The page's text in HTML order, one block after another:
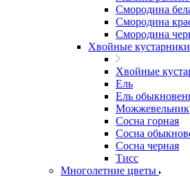
Смородина
Смородина
Смородина
Хвойные кустарники
Хвойные
Ель
Ель
Можжевельник
Сосна горная
Сосна
Сосна черная
Тисс
Многолетние цветы